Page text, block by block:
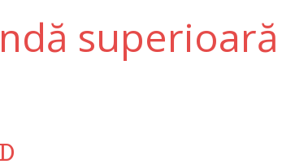
superioară